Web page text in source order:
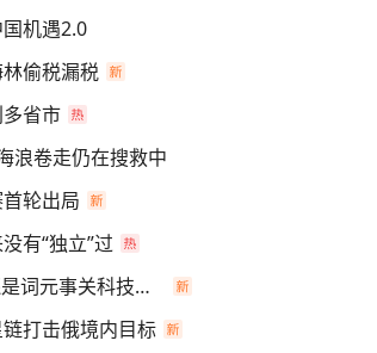
机遇2.0
偷税漏税
省市
浪卷走仍在搜救中
轮出局
有“独立”过
央媒：用Token还是词元事关科技话语权
打击俄境内目标